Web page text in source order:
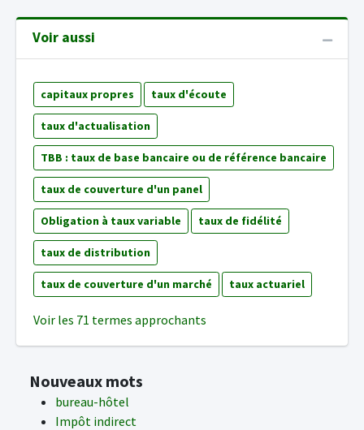
Voir aussi
capitaux propres taux d'écoute
taux d'actualisation
TBB : taux de base bancaire ou de référence bancaire
taux de couverture d'un panel
Obligation à taux variable taux de fidélité
taux de distribution
taux de couverture d'un marché taux actuariel
Voir les 71 termes approchants
Nouveaux mots
bureau-hôtel
Impôt indirect